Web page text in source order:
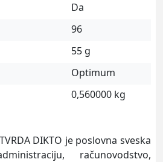
Da
96
55 g
Optimum
0,560000 kg
TVRDA DIKTO je poslovna sveska
računovodstvo,